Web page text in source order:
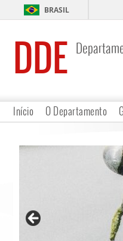
BRASIL
DDE
Início O Departamento